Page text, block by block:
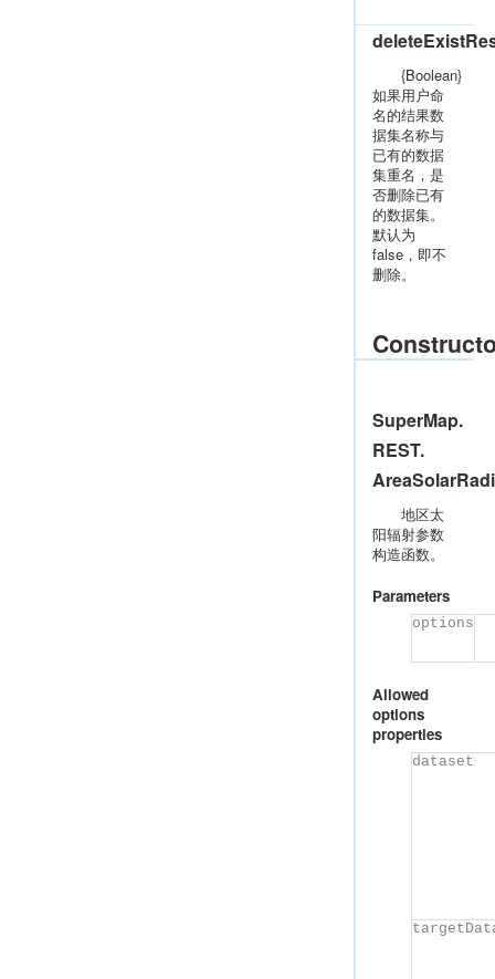
{Boolean}
如果用户命
名的结果数
据集名称与
已有的数据
集重名，是
否删除已有
的数据集。
默认为
false，即不
删除。
SuperMap.
REST.
地区太
阳辐射参数
构造函数。
Parameters
options
Allowed
options
properties
dataset